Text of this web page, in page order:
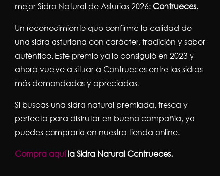
Ventresca de Atún Claro en Aceite de
3,57€
Añadir al carrito
mejor Sidra Natural de Asturias 2026:Contrueces.
Un reconocimiento que confirma la calidad de
una sidra asturiana con carácter, tradición y sabor
auténtico. Este premio ya lo consiguió en 2023 y
ahora vuelve a situar a Contrueces entre las sidras
más demandadas y apreciadas.
Si buscas una sidra natural premiada, fresca y
perfecta para disfrutar en buena compañía, ya
puedes comprarla en nuestra tienda online.
Compra aquíla Sidra Natural Contrueces.